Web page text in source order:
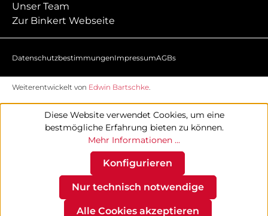
Unser Team
Zur Binkert Webseite
DatenschutzbestimmungenImpressumAGBs
Weiterentwickelt von Edwin Bartschke.
Diese Website verwendet Cookies, um eine
bestmögliche Erfahrung bieten zu können.
Mehr Informationen ...
Nur technisch notwendige
Konfigurieren
Alle Cookies akzeptieren